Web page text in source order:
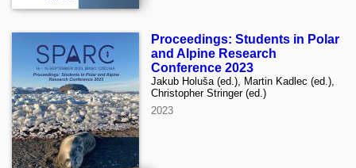
Proceedings: Students in Polar
and Alpine Research
Conference 2023
Jakub Holuša (ed.), Martin Kadlec (ed.),
Christopher Stringer (ed.)
2023